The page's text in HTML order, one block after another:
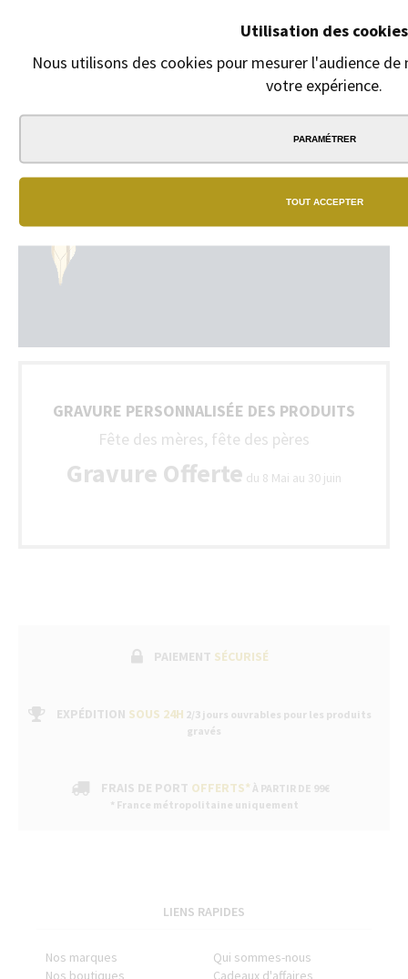
Utilisation des cookies
Nous utilisons des cookies pour mesurer l'audience
votre expérience.
PARAMÉTRER
TOUT ACCEPTER
GRAVURE PERSONNALISÉE DES PRODUITS
Fête des mères, fête des pères
Gravure Offerte du 8 Mai au 30 juin
PAIEMENT SÉCURISÉ
EXPÉDITION SOUS 24H 2/3 jours ouvrables pour les produits
gravés
FRAIS DE PORT OFFERTS* À PARTIR DE 99€
* France métropolitaine uniquement
LIENS RAPIDES
Nos marques
Qui sommes-nous
Nos boutiques
Cadeaux d'affaires